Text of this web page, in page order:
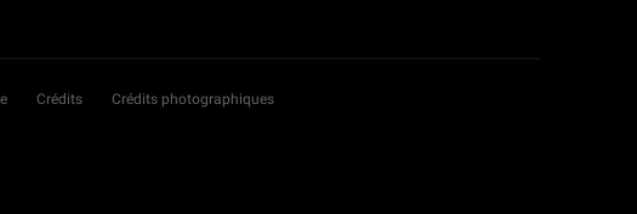
Crédits Crédits photographiques